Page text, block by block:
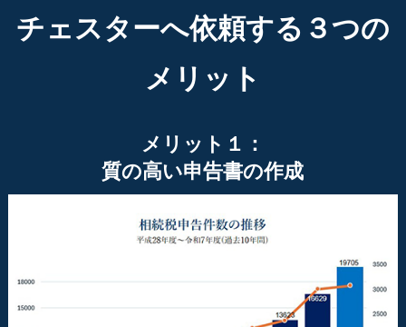
チェスターへ依頼する３つの
メリット
メリット１：
質の高い申告書の作成